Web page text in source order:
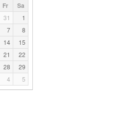
Fr Sa
31
1
7
8
14
15
21
22
28
29
4 5